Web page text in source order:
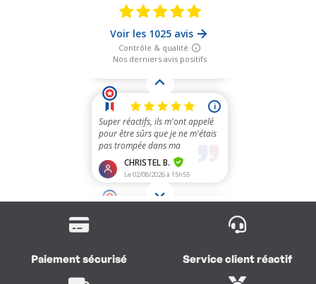
Paiement sécurisé Service client réactif